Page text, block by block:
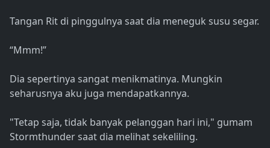
Tangan Rit di pinggulnya saat dia meneguk susu segar.
“Mmm!”
Dia sepertinya sangat menikmatinya. Mungkin
seharusnya aku juga mendapatkannya.
"Tetap saja, tidak banyak pelanggan hari ini," gumam
Stormthunder saat dia melihat sekeliling.